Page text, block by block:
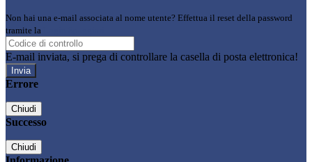
Non hai una e-mail associata al nome utente? Effettua il reset della password
tramite la
E-mail inviata, si prega di controllare la casella di posta elettronica!
Errore
Chiudi
Successo
Chiudi